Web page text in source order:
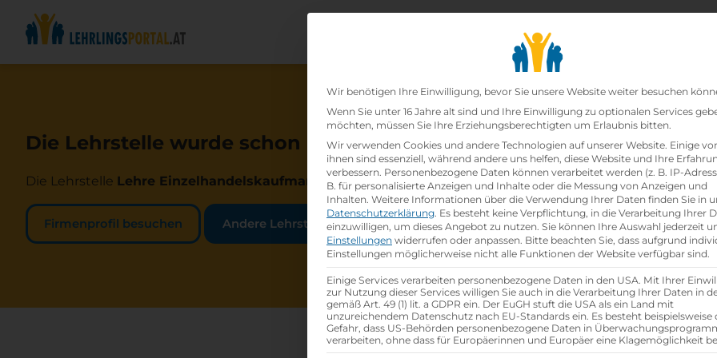
Lehrbetriebesearch
Die Lehrstelle wurde schon besetzt!
Die Lehrstelle Lehre Einzelhandelskaufmann/-frau Schwerpunkt Telekommunikation 2022bei
Firmenprofil besuchen Andere Lehrstelle suchen
Datenschutz-
Wir benötigen Ihre Einwilligung, bevor Sie unsere Website weiter besuchen
Wenn Sie unter 16 Jahre alt sind und Ihre Einwilligung zu optionalen Services
möchten, müssen Sie Ihre Erziehungsberechtigten um Erlaubnis bitten.
Wir verwenden Cookies und andere Technologien auf unserer Website. Einige
ihnen sind essenziell, während andere uns helfen, diese Website und Ihre
verbessern. Personenbezogene Daten können verarbeitet werden (z. B. IP-
B. für personalisierte Anzeigen und Inhalte oder die Messung von Anzeigen und
Inhalten. Weitere Informationen über die Verwendung Ihrer Daten finden Sie in
Datenschutzerklärung. Es besteht keine Verpflichtung, in die Verarbeitung Ihrer
einzuwilligen, um dieses Angebot zu nutzen. Sie können Ihre Auswahl jederzeit
Einstellungen widerrufen oder anpassen. Bitte beachten Sie, dass aufgrund
Einstellungen möglicherweise nicht alle Funktionen der Website verfügbar sind.
Einige Services verarbeiten personenbezogene Daten in den USA. Mit Ihrer
zur Nutzung dieser Services willigen Sie auch in die Verarbeitung Ihrer Daten in
gemäß Art. 49 (1) lit. a GDPR ein. Der EuGH stuft die USA als ein Land mit
unzureichendem Datenschutz nach EU-Standards ein. Es besteht beispielsweise
Gefahr, dass US-Behörden personenbezogene Daten in
verarbeiten, ohne dass für Europäerinnen und Europäer eine Klagemöglichkeit